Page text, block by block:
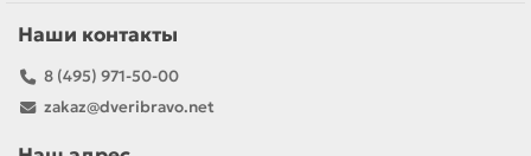
Наши контакты
8 (495) 971-50-00
zakaz@dveribravo.net